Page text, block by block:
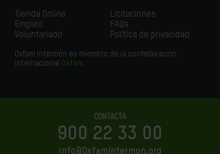
Tienda Online
Empleo
Voluntariado
Licitaciones
FAQs
Política de privacidad
Oxfam Intermón es miembro de la confederación
internacional Oxfam.
CONTACTA
900 22 33 00
info@OxfamIntermon.org